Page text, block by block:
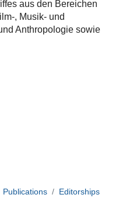
aus den Bereichen
, Musik- und
Anthropologie sowie
Publications
Editorships